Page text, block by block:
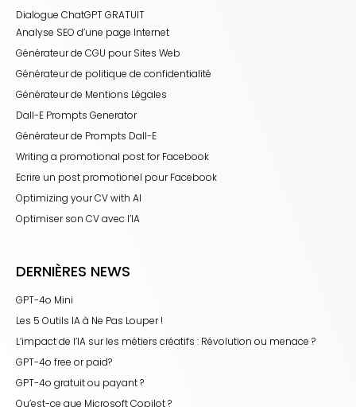
Dialogue ChatGPT GRATUIT
Analyse SEO d’une page Internet
Générateur de CGU pour Sites Web
Générateur de politique de confidentialité
Générateur de Mentions Légales
Dall-E Prompts Generator
Générateur de Prompts Dall-E
Writing a promotional post for Facebook
Ecrire un post promotionel pour Facebook
Optimizing your CV with AI
Optimiser son CV avec l’IA
DERNIÈRES NEWS
GPT-4o Mini
Les 5 Outils IA à Ne Pas Louper !
L’impact de l’IA sur les métiers créatifs : Révolution ou menace ?
GPT-4o free or paid?
GPT-4o gratuit ou payant ?
Qu’est-ce que Microsoft Copilot ?